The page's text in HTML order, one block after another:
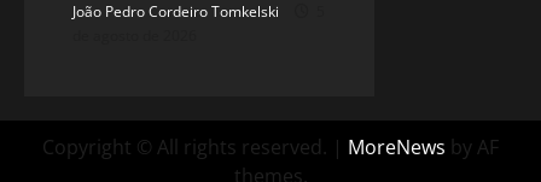
João Pedro Cordeiro Tomkelski
Copyright © All rights reserved. | MoreNews by AF
themes.